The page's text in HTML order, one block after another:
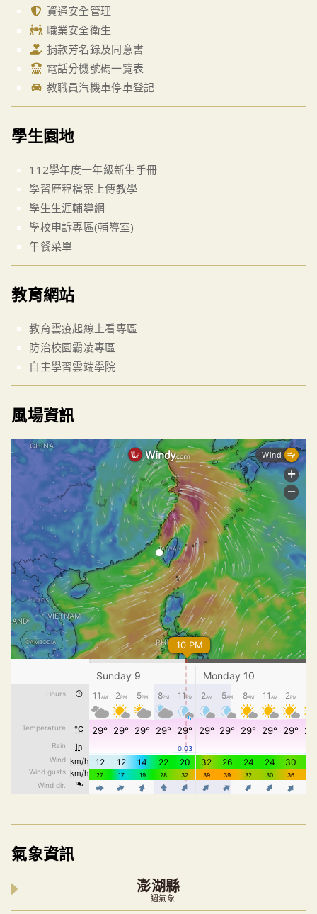
資通安全管理
職業安全衛生
捐款芳名錄及同意書
電話分機號碼一覽表
教職員汽機車停車登記
學生園地
112學年度一年級新生手冊
學習歷程檔案上傳教學
學生生涯輔導網
學校申訴專區(輔導室)
午餐菜單
教育網站
教育雲疫起線上看專區
防治校園霸凌專區
自主學習雲端學院
風場資訊
氣象資訊
澎湖縣
一週氣象